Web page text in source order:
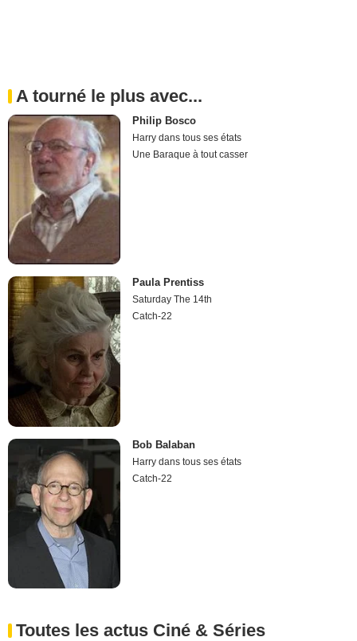
A tourné le plus avec...
Philip Bosco
Harry dans tous ses états
Une Baraque à tout casser
Paula Prentiss
Saturday The 14th
Catch-22
Bob Balaban
Harry dans tous ses états
Catch-22
Toutes les actus Ciné & Séries